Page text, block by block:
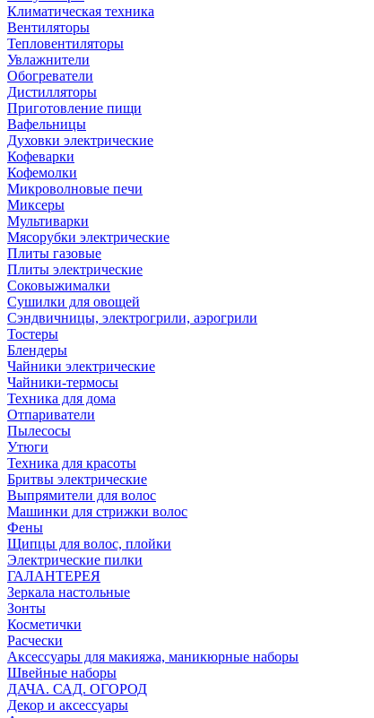
Климатическая техника
Вентиляторы
Тепловентиляторы
Увлажнители
Обогреватели
Дистилляторы
Приготовление пищи
Вафельницы
Духовки электрические
Кофеварки
Кофемолки
Микроволновые печи
Миксеры
Мультиварки
Мясорубки электрические
Плиты газовые
Плиты электрические
Соковыжималки
Сушилки для овощей
Сэндвичницы, электрогрили, аэрогрили
Тостеры
Блендеры
Чайники электрические
Чайники-термосы
Техника для дома
Отпариватели
Пылесосы
Утюги
Техника для красоты
Бритвы электрические
Выпрямители для волос
Машинки для стрижки волос
Фены
Щипцы для волос, плойки
Электрические пилки
ГАЛАНТЕРЕЯ
Зеркала настольные
Зонты
Косметички
Расчески
Аксессуары для макияжа, маникюрные наборы
Швейные наборы
ДАЧА. САД. ОГОРОД
Декор и аксессуары